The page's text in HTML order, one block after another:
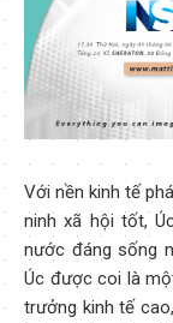
Với nền kinh tế
ninh xã hội tốt,
nước đáng sống
Úc được coi là
trưởng kinh tế